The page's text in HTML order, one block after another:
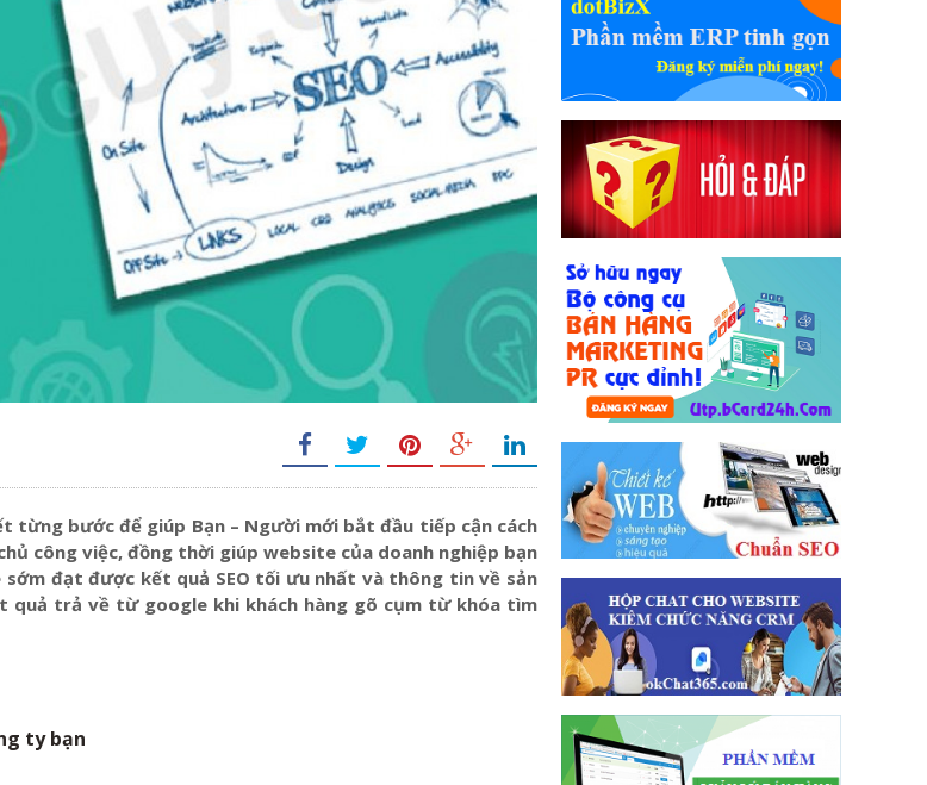
bước để giúp Bạn – Người mới bắt đầu tiếp cận cách
công việc, đồng thời giúp website của doanh nghiệp bạn
sớm đạt được kết quả SEO tối ưu nhất và thông tin về sản
quả trả về từ google khi khách hàng gõ cụm từ khóa tìm
ty bạn